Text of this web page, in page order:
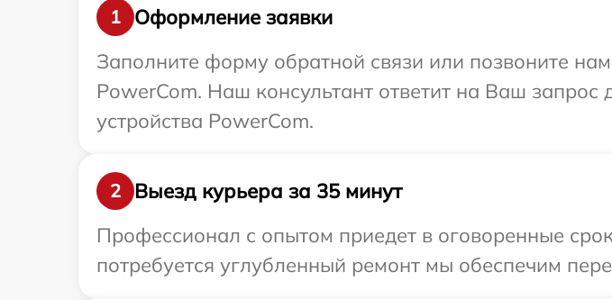
1
Оформление заявки
Заполните форму обратной связи или позвоните
PowerCom. Наш консультант ответит на Ваш
устройства PowerCom.
2
Выезд курьера за 35 минут
Профессионал с опытом приедет в оговоренные
потребуется углубленный ремонт мы обеспечим